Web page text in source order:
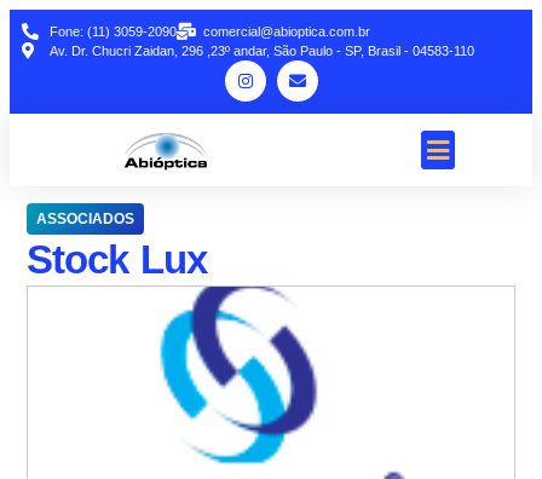
Fone: (11) 3059-2090
comercial@abioptica.com.br
Av. Dr. Chucri Zaidan, 296 ,23º andar, São Paulo - SP, Brasil - 04583-110
ASSOCIADOS
Stock Lux